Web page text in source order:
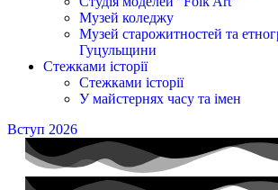
Музей коледжу
Музей старожитностей та
Гуцульщини
Стежками історії
Стежками історії
У майстернях часу та імен
Вступ 2026